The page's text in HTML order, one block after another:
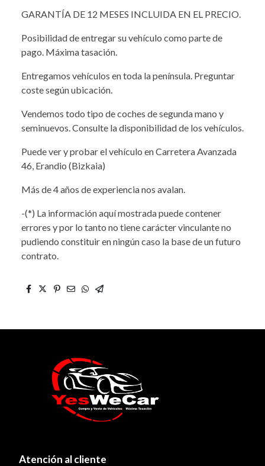
GARANTÍA DE 12 MESES INCLUIDA EN EL PRECIO.
Posibilidad de entregar su vehículo como parte de
pago. Máxima tasación.
Entregamos vehículos en toda la península. Preguntar
coste según ubicación.
Vendemos todo tipo de coches de segunda mano y
seminuevos. Consulte la disponibilidad de los vehículos.
Puede ver y probar el vehículo en Carretera Avanzada
46, Erandio (Bizkaia)
Más de 4 años de experiencia nos avalan.
-(*) La información aquí mostrada puede contener
errores y por lo tanto no tiene carácter vinculante no
pudiendo constituir en ningún caso la base de un futuro
contrato.
Atención al cliente